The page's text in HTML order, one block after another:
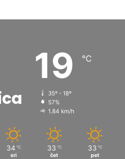
19 ℃
35º - 18º
57%
1.84 km/h
34 ℃
sri
33 ℃
čet
33 ℃
pet